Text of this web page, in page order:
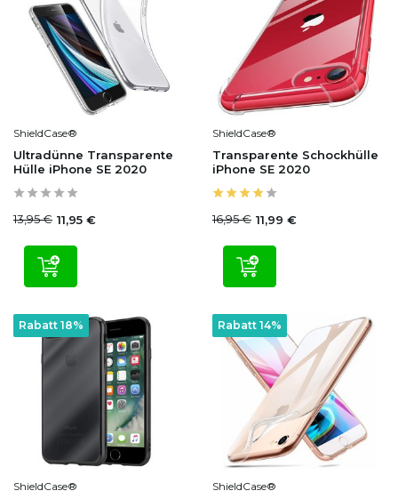
ShieldCase®
Ultradünne Transparente
Hülle iPhone SE 2020
13,95 € 11,95 €
ShieldCase®
Transparente Schockhülle
iPhone SE 2020
16,95 € 11,99 €
Rabatt 18%
ShieldCase®
Rabatt 14%
ShieldCase®